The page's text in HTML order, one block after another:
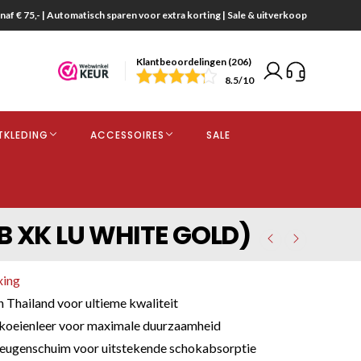
€ 75,- | Automatisch sparen voor extra korting | Sale & uitverkoop
Klantbeoordelingen (206)
8.5/10
ACCESSOIRES SALE
LU WHITE GOLD)
Thailand voor ultieme kwaliteit
voor maximale duurzaamheid
voor uitstekende schokabsorptie